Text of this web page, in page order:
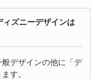
ズニーデザインは
デザインの他に「デ
す。